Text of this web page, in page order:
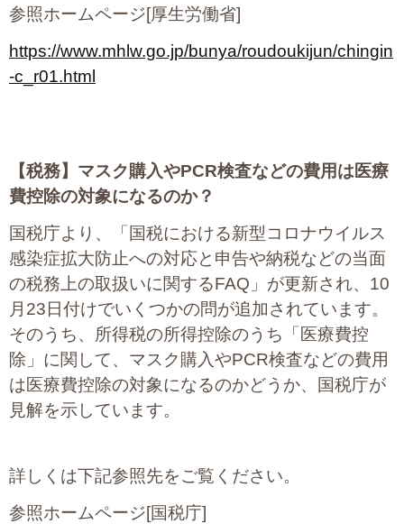
参照ホームページ[厚生労働省]
https://www.mhlw.go.jp/bunya/roudoukijun/chingin
-c_r01.html
【税務】 マスク購入やPCR検査などの費用は医療
費控除の対象になるのか？
国税庁より、「国税における新型コロナウイルス
感染症拡大防止への対応と申告や納税などの当面
の税務上の取扱いに関するFAQ」が更新され、10
月23日付けでいくつかの問が追加されています。
そのうち、所得税の所得控除のうち「医療費控
除」に関して、マスク購入やPCR検査などの費用
は医療費控除の対象になるのかどうか、国税庁が
見解を示しています。
詳しくは下記参照先をご覧ください。
参照ホームページ[国税庁]